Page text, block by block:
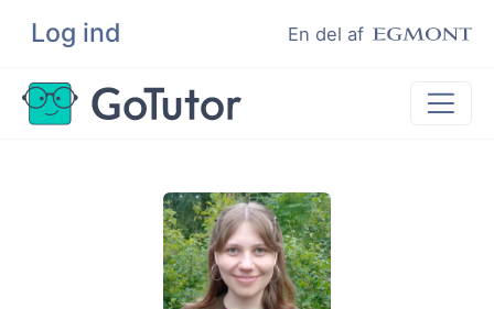
Log ind En del af
Søg
Lektiehjælp
Eksamenshjælp
Hjælp til ordblinde
Kundeudtalelser